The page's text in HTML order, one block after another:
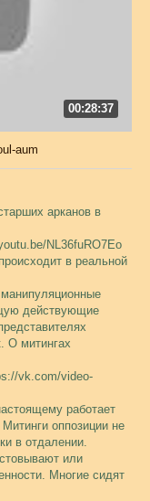
00:28:37
aum
арканов в
NL36fuRO7Eo
в реальной
действующие
О митингах
vk.com/video-
работает
оппозиции не
в отдалении.
или
Многие сидят